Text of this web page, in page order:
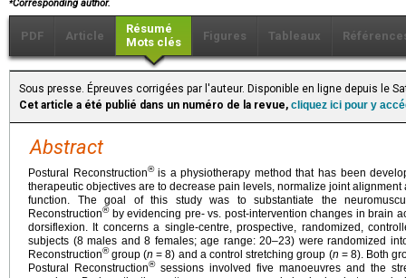
Corresponding author.
PDF Article
Résumé
Mots clés
Figures Tableaux
Sous presse. Épreuves corrigées par l'auteur. Disponible en ligne depuis le
Cet article a été publié dans un numéro de la revue, cliquez ici pour y
Abstract
Postural Reconstruction®is a physiotherapy method that has been
therapeutic objectives are to decrease pain levels, normalize joint
function. The goal of this study was to substantiate the
Reconstruction®by evidencing pre- vs. post-intervention changes in brain
dorsiflexion. It concerns a single-centre, prospective, randomized,
subjects (8 males and 8 females; age range: 20–23) were randomized
Reconstruction®group (n = 8) and a control stretching group (n = 8). Both
Postural Reconstruction®sessions involved five manoeuvres and the